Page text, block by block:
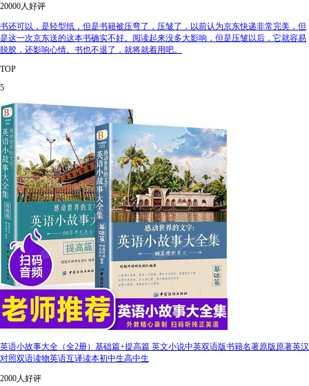
20000人好评
书还可以，是轻型纸，但是书籍被压弯了，压皱了，以前认为京东快递非常完美，但
是这一次京东送的这本书确实不好。阅读起来没多大影响，但是压皱以后，它就容易
脱胶，还影响心情。书也不退了，就将就着用吧。
TOP
5
英语小故事大全（全2册）基础篇+提高篇 英文小说中英双语版书籍名著原版原著英汉
对照双语读物英语互译读本初中生高中生
2000人好评